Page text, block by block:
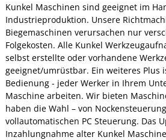
Kunkel Maschinen sind geeignet im
Industrieproduktion. Unsere
Biegemaschinen verursachen nur
Folgekosten. Alle Kunkel
selbst erstellte oder vorhandene
geeignet/umrüstbar. Ein weiteres Plus
Bedienung - jeder Werker in Ihrem
Maschine arbeiten. Wir bieten
haben die Wahl – von
vollautomatischen PC Steuerung. Das
Inzahlungnahme alter Kunkel